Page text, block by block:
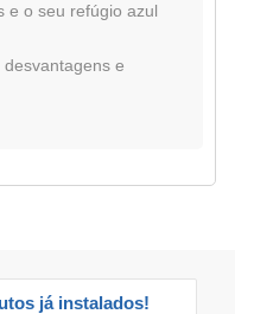
e o seu refúgio azul
e
já instalados!